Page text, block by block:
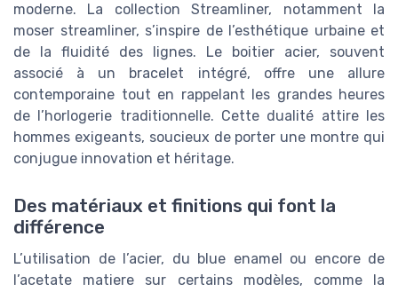
moderne. La collection Streamliner, notamment la
moser streamliner, s’inspire de l’esthétique urbaine et
de la fluidité des lignes. Le boitier acier, souvent
associé à un bracelet intégré, offre une allure
contemporaine tout en rappelant les grandes heures
de l’horlogerie traditionnelle. Cette dualité attire les
hommes exigeants, soucieux de porter une montre qui
conjugue innovation et héritage.
Des matériaux et finitions qui font la
différence
L’utilisation de l’acier, du blue enamel ou encore de
l’acetate matiere sur certains modèles, comme la